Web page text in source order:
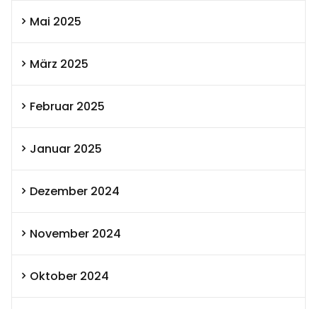
Mai 2025
März 2025
Februar 2025
Januar 2025
Dezember 2024
November 2024
Oktober 2024